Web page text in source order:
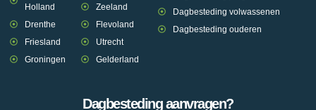
Holland
Drenthe
Friesland
Groningen
Zeeland
Flevoland
Utrecht
Gelderland
Dagbesteding volwassenen
Dagbesteding ouderen
Dagbesteding aanvragen?